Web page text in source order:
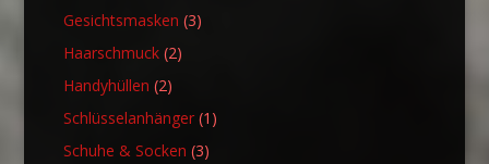
Produkt
Gesichtsmasken 33
Haarschmuck 22
Handyhüllen 22
Produkte
Schlüsselanhänger 1 1
Schuhe & Socken 33